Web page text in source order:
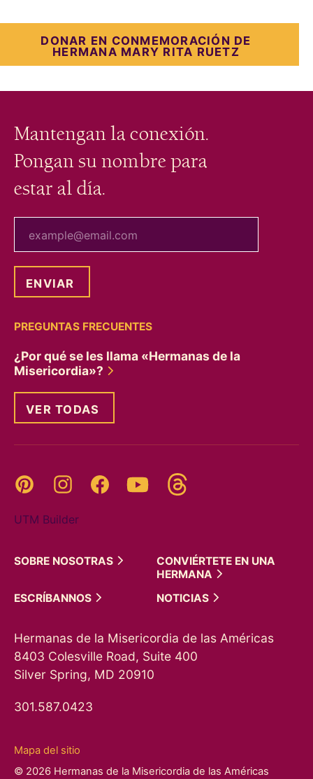
DONAR EN CONMEMORACIÓN DE
HERMANA MARY RITA RUETZ
Mantengan la conexión.
Pongan su nombre para
estar al día.
PREGUNTAS FRECUENTES
¿Por qué se les llama «Hermanas de la
Misericordia»?
VER TODAS
Pinterest InstagramFacebookYouTube
UTM Builder
SOBRE NOSOTRAS
CONVIÉRTETE EN UNA
HERMANA
ESCRÍBANNOS
NOTICIAS
Hermanas de la Misericordia de las Américas
8403 Colesville Road, Suite 400
Silver Spring, MD 20910
301.587.0423
Mapa del sitio
© 2026 Hermanas de la Misericordia de las Américas